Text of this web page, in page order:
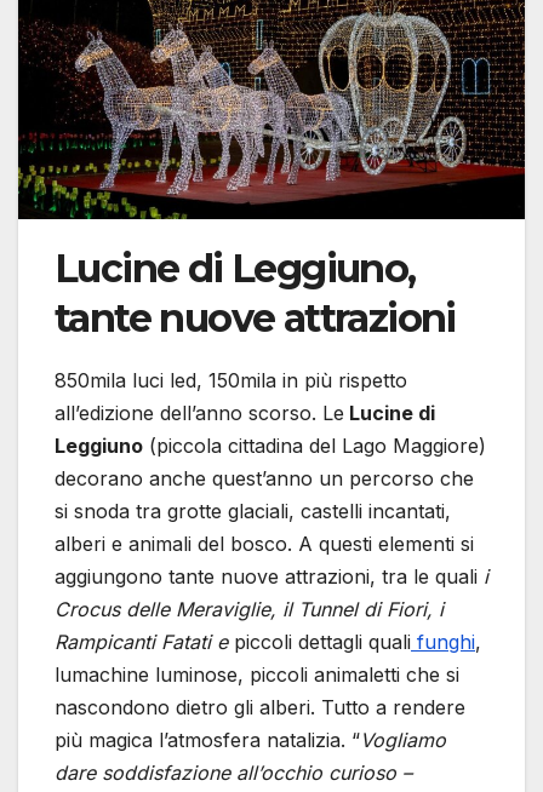
Lucine di Leggiuno,
tante nuove attrazioni
850mila luci led, 150mila in più rispetto
all’edizione dell’anno scorso. Le Lucine di
Leggiuno (piccola cittadina del Lago Maggiore)
decorano anche quest’anno un percorso che
si snoda tra grotte glaciali, castelli incantati,
alberi e animali del bosco. A questi elementi si
aggiungono tante nuove attrazioni, tra le quali i
Crocus delle Meraviglie, il Tunnel di Fiori, i
Rampicanti Fatati e piccoli dettagli quali funghi,
lumachine luminose, piccoli animaletti che si
nascondono dietro gli alberi. Tutto a rendere
più magica l’atmosfera natalizia. “Vogliamo
dare soddisfazione all’occhio curioso –